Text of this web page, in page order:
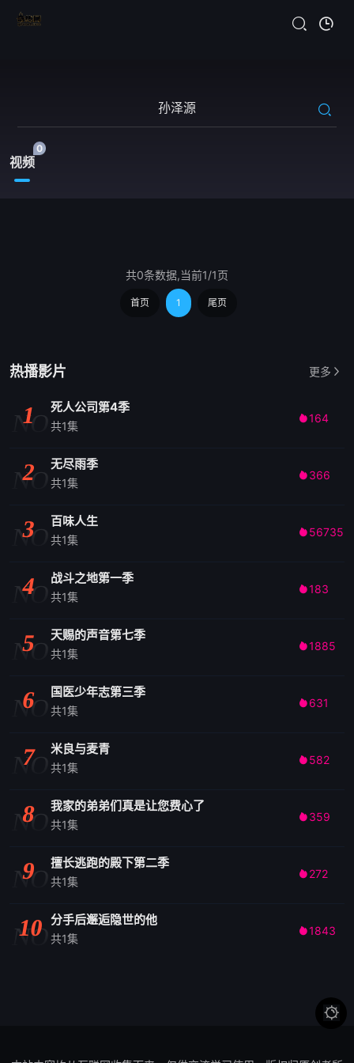
视频
0
共0条数据,当前1/1页
首页 1 尾页
热播影片 更多
NO
1 死人公司第4季
共1集
164
NO
2 无尽雨季
共1集
 366
NO
3 百味人生
共1集
 56735
NO
4 战斗之地第一季
共1集
183
NO
5 天赐的声音第七季
共1集
1885
NO
6 国医少年志第三季
共1集
 631
NO
7 米良与麦青
共1集
 582
NO
8 我家的弟弟们真是让您费心了
共1集
 359
NO
9 擅长逃跑的殿下第二季
共1集
 272
NO
10 分手后邂逅隐世的他
共1集
1843
